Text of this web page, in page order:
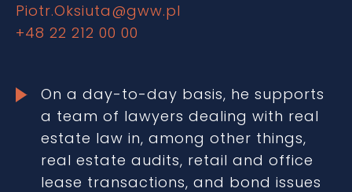
Piotr.Oksiuta@gww.pl
+48 22 212 00 00
On a day-to-day basis, he supports
a team of lawyers dealing with real
estate law in, among other things,
real estate audits, retail and office
lease transactions, and bond issues